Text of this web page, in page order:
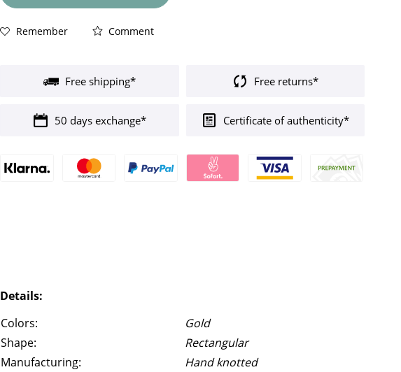
Remember Comment
Free shipping* Free returns*
50 days exchange* Certificate of authenticity*
Details:
Colors:
Gold
Shape:
Rectangular
Manufacturing:
Hand knotted